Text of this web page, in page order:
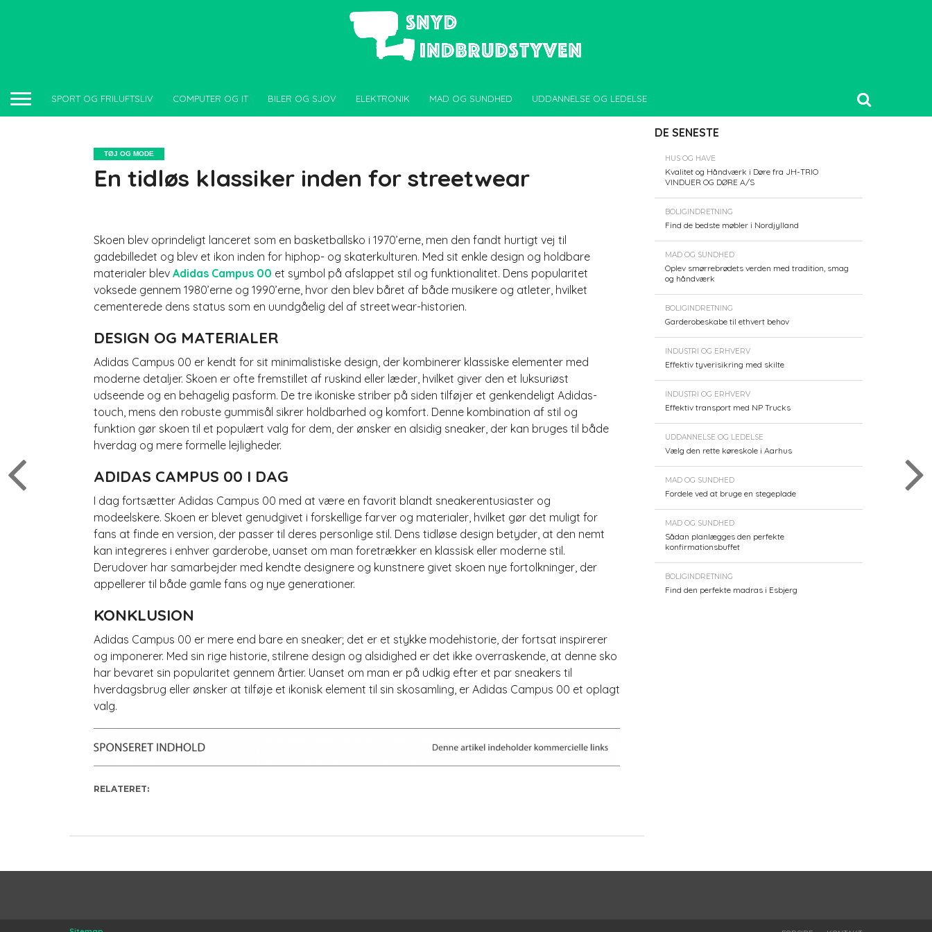
SPORT OG FRILUFTSLIV COMPUTER OG IT BILER OG SJOV ELEKTRONIK MAD OG SUNDHED UDDANNELSE OG LEDELSE
TØJ OG MODE
En tidløs klassiker inden for streetwear
Skoen blev oprindeligt lanceret som en basketballsko i 1970’erne, men den fandt hurtigt vej til
gadebilledet og blev et ikon inden for hiphop- og skaterkulturen. Med sit enkle design og holdbare
materialer blev Adidas Campus 00 et symbol på afslappet stil og funktionalitet. Dens popularitet
voksede gennem 1980’erne og 1990’erne, hvor den blev båret af både musikere og atleter, hvilket
cementerede dens status som en uundgåelig del af streetwear-historien.
DESIGN OG MATERIALER
Adidas Campus 00 er kendt for sit minimalistiske design, der kombinerer klassiske elementer med
moderne detaljer. Skoen er ofte fremstillet af ruskind eller læder, hvilket giver den et luksuriøst
udseende og en behagelig pasform. De tre ikoniske striber på siden tilføjer et genkendeligt Adidas-
touch, mens den robuste gummisål sikrer holdbarhed og komfort. Denne kombination af stil og
funktion gør skoen til et populært valg for dem, der ønsker en alsidig sneaker, der kan bruges til både
hverdag og mere formelle lejligheder.
ADIDAS CAMPUS 00 I DAG
I dag fortsætter Adidas Campus 00 med at være en favorit blandt sneakerentusiaster og
modeelskere. Skoen er blevet genudgivet i forskellige farver og materialer, hvilket gør det muligt for
fans at finde en version, der passer til deres personlige stil. Dens tidløse design betyder, at den nemt
kan integreres i enhver garderobe, uanset om man foretrækker en klassisk eller moderne stil.
Derudover har samarbejder med kendte designere og kunstnere givet skoen nye fortolkninger, der
appellerer til både gamle fans og nye generationer.
KONKLUSION
Adidas Campus 00 er mere end bare en sneaker; det er et stykke modehistorie, der fortsat inspirerer
og imponerer. Med sin rige historie, stilrene design og alsidighed er det ikke overraskende, at denne sko
har bevaret sin popularitet gennem årtier. Uanset om man er på udkig efter et par sneakers til
hverdagsbrug eller ønsker at tilføje et ikonisk element til sin skosamling, er Adidas Campus 00 et oplagt
valg.
RELATERET:
DE SENESTE
HUS OG HAVE
Kvalitet og Håndværk i Døre fra JH-TRIO
VINDUER OG DØRE A/S
BOLIGINDRETNING
Find de bedste møbler i Nordjylland
MAD OG SUNDHED
Oplev smørrebrødets verden med tradition, smag
og håndværk
BOLIGINDRETNING
Garderobeskabe til ethvert behov
INDUSTRI OG ERHVERV
Effektiv tyverisikring med skilte
INDUSTRI OG ERHVERV
Effektiv transport med NP Trucks
UDDANNELSE OG LEDELSE
Vælg den rette køreskole i Aarhus
MAD OG SUNDHED
Fordele ved at bruge en stegeplade
MAD OG SUNDHED
Sådan planlægges den perfekte
konfirmationsbuffet
BOLIGINDRETNING
Find den perfekte madras i Esbjerg